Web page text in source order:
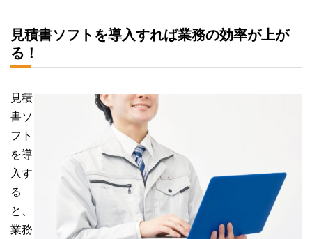
見積書ソフトを導入すれば業務の効率が上が
る！
見積
書ソ
フト
を導
入す
る
と、
業務